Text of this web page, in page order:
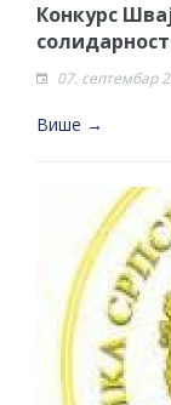
Конкурс
07. септембар
Више →